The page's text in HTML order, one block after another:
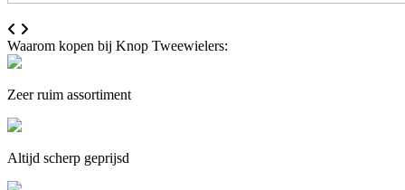
Waarom kopen bij Knop Tweewielers:
Zeer ruim assortiment
Altijd scherp geprijsd